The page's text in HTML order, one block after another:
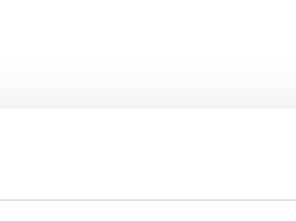
per Knopdruck steuern?